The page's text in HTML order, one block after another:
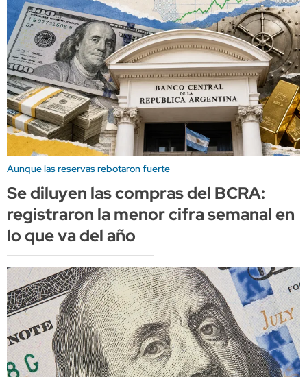
Aunque las reservas rebotaron fuerte
Se diluyen las compras del BCRA:
registraron la menor cifra semanal en
lo que va del año